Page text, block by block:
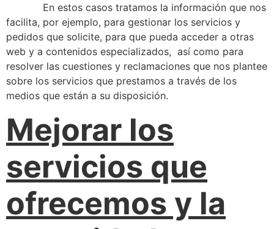
En estos casos tratamos la información que nos
facilita, por ejemplo, para gestionar los servicios y
pedidos que solicite, para que pueda acceder a otras
web y a contenidos especializados, así como para
resolver las cuestiones y reclamaciones que nos plantee
sobre los servicios que prestamos a través de los
medios que están a su disposición.
Mejorar los
servicios que
ofrecemos y la